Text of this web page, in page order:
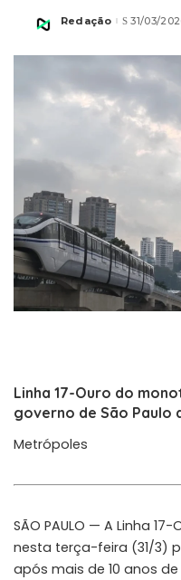
Posted
Redação 31/03/
Linha 17-Ouro do
governo de São Paulo
Metrópoles
SÃO PAULO — A Linha
nesta terça-feira (31/3)
após mais de 10 anos